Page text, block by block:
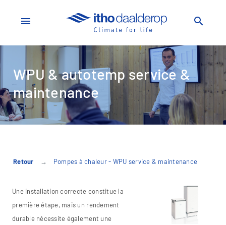
menu search
WPU & autotemp service &
maintenance
Retour Pompes à chaleur - WPU service & maintenance
Une installation correcte constitue la
première étape, mais un rendement
durable nécessite également une